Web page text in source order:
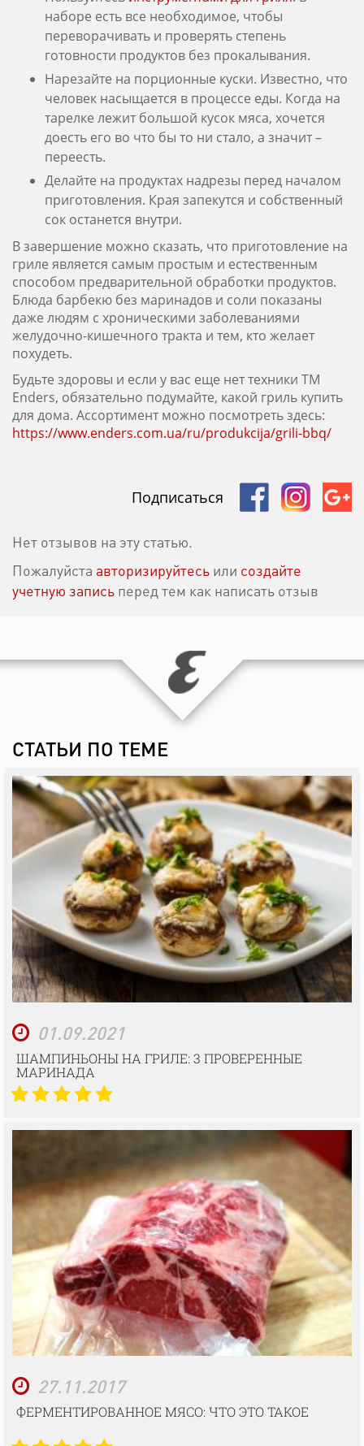
наборе есть все необходимое, чтобы
переворачивать и проверять степень
готовности продуктов без прокалывания.
Нарезайте на порционные куски. Известно, что
человек насыщается в процессе еды. Когда на
тарелке лежит большой кусок мяса, хочется
доесть его во что бы то ни стало, а значит –
переесть.
Делайте на продуктах надрезы перед началом
приготовления. Края запекутся и собственный
сок останется внутри.
В завершение можно сказать, что приготовление на
гриле является самым простым и естественным
способом предварительной обработки продуктов.
Блюда барбекю без маринадов и соли показаны
даже людям с хроническими заболеваниями
желудочно-кишечного тракта и тем, кто желает
похудеть.
Будьте здоровы и если у вас еще нет техники ТМ
Enders, обязательно подумайте, какой гриль купить
для дома. Ассортимент можно посмотреть здесь:
https://www.enders.com.ua/ru/produkcija/grili-bbq/
Подписаться
Нет отзывов на эту статью.
Пожалуйста авторизируйтесь или создайте
учетную запись перед тем как написать отзыв
СТАТЬИ ПО ТЕМЕ
01.09.2021
ШАМПИНЬОНЫ НА ГРИЛЕ: 3 ПРОВЕРЕННЫЕ
МАРИНАДА
27.11.2017
ФЕРМЕНТИРОВАННОЕ МЯСО: ЧТО ЭТО ТАКОЕ